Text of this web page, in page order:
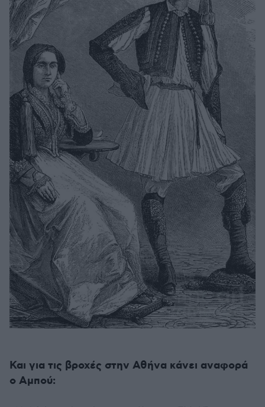
Και για τις βροχές στην Αθήνα κάνει αναφορά
ο Αμπού: